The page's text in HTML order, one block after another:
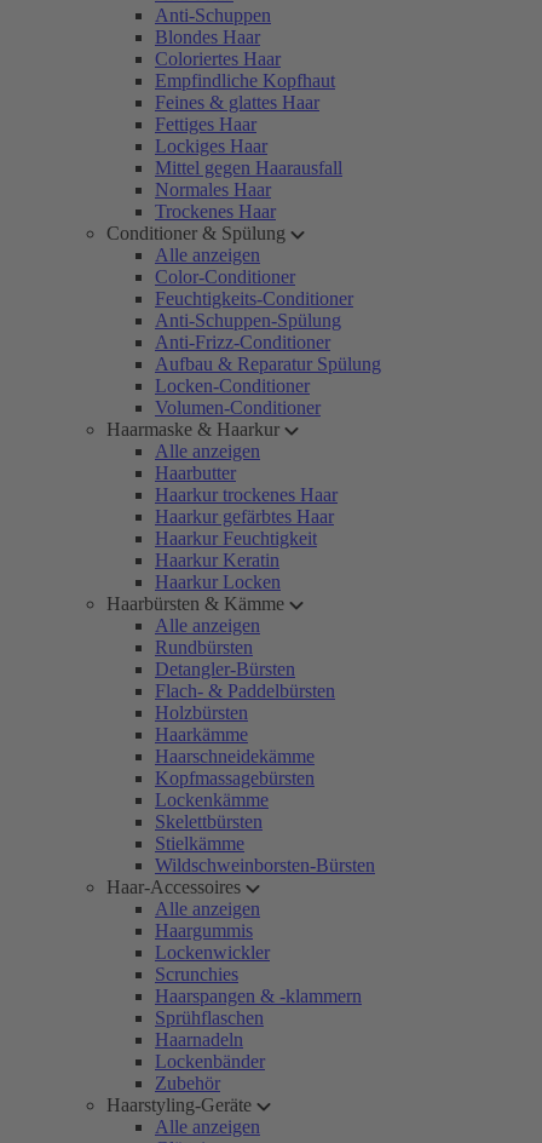
Anti-Schuppen
Blondes Haar
Coloriertes Haar
Empfindliche Kopfhaut
Feines & glattes Haar
Fettiges Haar
Lockiges Haar
Mittel gegen Haarausfall
Normales Haar
Trockenes Haar
Conditioner & Spülung
Alle anzeigen
Color-Conditioner
Feuchtigkeits-Conditioner
Anti-Schuppen-Spülung
Anti-Frizz-Conditioner
Aufbau & Reparatur Spülung
Locken-Conditioner
Volumen-Conditioner
Haarmaske & Haarkur
Alle anzeigen
Haarbutter
Haarkur trockenes Haar
Haarkur gefärbtes Haar
Haarkur Feuchtigkeit
Haarkur Keratin
Haarkur Locken
Haarbürsten & Kämme
Alle anzeigen
Rundbürsten
Detangler-Bürsten
Flach- & Paddelbürsten
Holzbürsten
Haarkämme
Haarschneidekämme
Kopfmassagebürsten
Lockenkämme
Skelettbürsten
Stielkämme
Wildschweinborsten-Bürsten
Haar-Accessoires
Alle anzeigen
Haargummis
Lockenwickler
Scrunchies
Haarspangen & -klammern
Sprühflaschen
Haarnadeln
Lockenbänder
Zubehör
Haarstyling-Geräte
Alle anzeigen